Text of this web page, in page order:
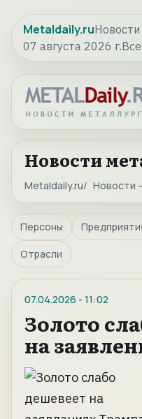
Metaldaily.ruНовости
07 августа 2026 г.
Новости
Metaldaily.ru Новости
Персоны
Отрасли
07.04.2026 - 11:02
Золото
на